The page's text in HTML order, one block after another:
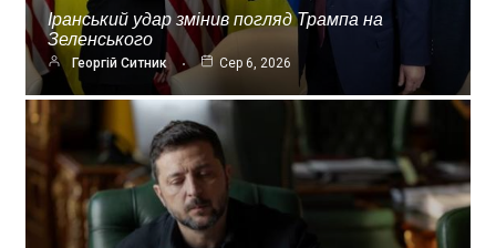
Іранський удар змінив погляд Трампа на
Зеленського
Георгій Ситник Сер 6, 2026